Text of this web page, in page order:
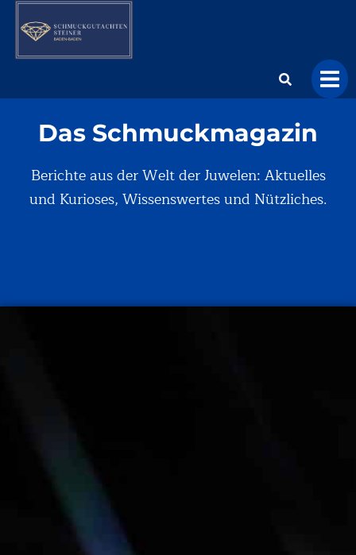
Das Schmuckmagazin
Berichte aus der Welt der Juwelen: Aktuelles
und Kurioses, Wissenswertes und Nützliches.